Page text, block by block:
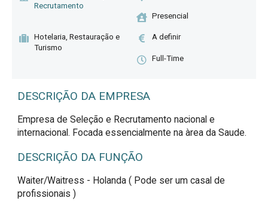
Recrutamento
Presencial
Hotelaria, Restauração e
Turismo
A definir
Full-Time
DESCRIÇÃO DA EMPRESA
Empresa de Seleção e Recrutamento nacional e
internacional. Focada essencialmente na àrea da Saude.
DESCRIÇÃO DA FUNÇÃO
Waiter/Waitress - Holanda ( Pode ser um casal de
profissionais )